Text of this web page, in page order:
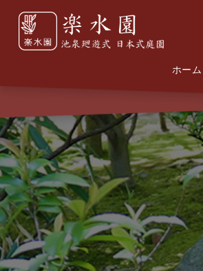
ホーム
Home